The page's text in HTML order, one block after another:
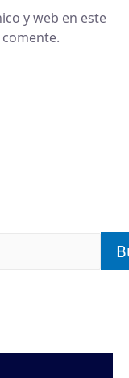
y web en este